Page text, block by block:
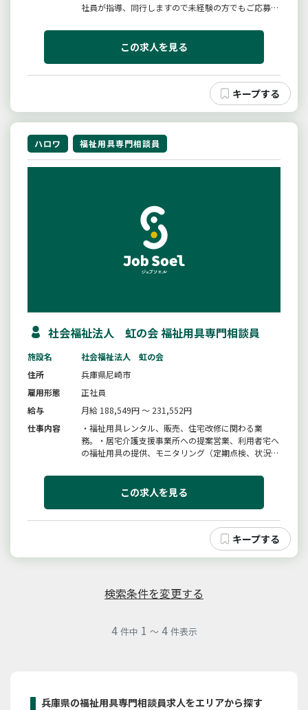
社員が指導、同行しますので未経験の方でもご応募い
この求人を見る
ハロワ 福祉用具専門相談員
社会福祉法人 虹の会 福祉用具専門相談員
施設名
社会福祉法人 虹の会
住所
兵庫県尼崎市
雇用形態
正社員
給与
月給 188,549円 ～ 231,552円
仕事内容
・福祉用具レンタル、販売、住宅改修に関わる業
務。・居宅介護支援事業所への提案営業、利用者宅へ
の福祉用具の提供、モニタリング（定期点検、状況把
所内の簡単なＰＣ作業（発注など）・電話応対＝＝飛
び込み営業無し（ノルマなし）＝＝「変更範囲：変更
この求人を見る
検索条件を変更する
4 件中 1 ～ 4 件表示
兵庫県の福祉用具専門相談員求人をエリアから探す